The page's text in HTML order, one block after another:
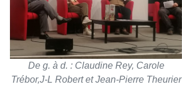
De g. à d. : Claudine Rey, Carole
Trébor,J-L Robert et Jean-Pierre Theurier